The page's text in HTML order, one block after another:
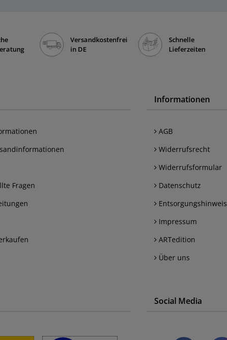
Versandkostenfrei
in DE
Schnelle
Lieferzeiten
Fragen
Informationen
AGB
Widerrufsrecht
Widerrufsformular
Datenschutz
Entsorgungshinweis
Impressum
ARTedition
Über uns
Social Media